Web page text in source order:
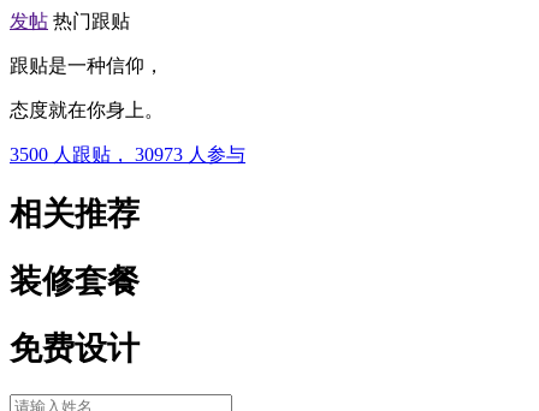
发帖 热门跟贴
跟贴是一种信仰，
态度就在你身上。
3500 人跟贴， 30973 人参与
相关推荐
装修套餐
免费设计